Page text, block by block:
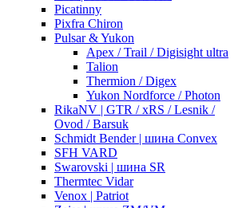
Picatinny
Pixfra Chiron
Pulsar & Yukon
Apex / Trail / Digisight ultra
Talion
Thermion / Digex
Yukon Nordforce / Photon
RikaNV | GTR / xRS / Lesnik /
Ovod / Barsuk
Schmidt Bender | шина Convex
SFH VARD
Swarovski | шина SR
Thermtec Vidar
Venox | Patriot